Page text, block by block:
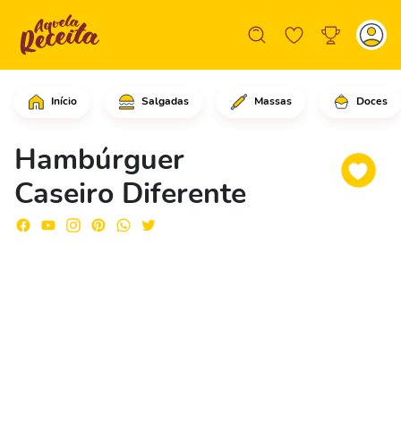
Início Salgadas Massas Doces
Hambúrguer
Caseiro Diferente
Em uma frigideira grande, em fogo